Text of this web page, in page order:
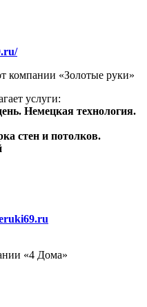
компании «Золотые руки»
услуги:
Немецкая технология.
стен и потолков.
«4 Дома»